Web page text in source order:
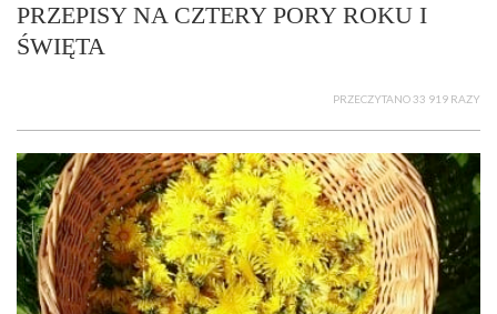
PRZEPISY NA CZTERY PORY ROKU I
ŚWIĘTA
PRZECZYTANO 33 919 RAZY